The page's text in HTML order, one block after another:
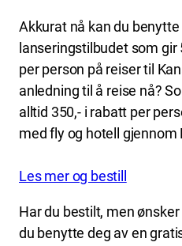
Akkurat nå kan du benytte
lanseringstilbudet som
per person på reiser til
anledning til å reise nå?
alltid 350,- i rabatt per
med fly og hotell gjennom
Les mer og bestill
Har du bestilt, men
du benytte deg av en